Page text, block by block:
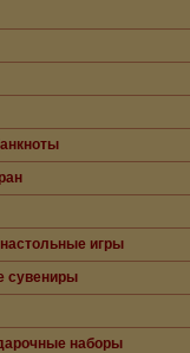
игры
сувениры
наборы